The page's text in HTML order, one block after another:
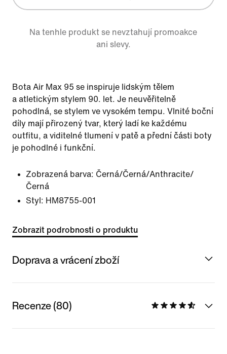
Na tenhle produkt se nevztahují promoakce
ani slevy.
Bota Air Max 95 se inspiruje lidským tělem
a atletickým stylem 90. let. Je neuvěřitelně
pohodlná, se stylem ve vysokém tempu. Vlnité boční
díly mají přirozený tvar, který ladí ke každému
outfitu, a viditelné tlumení v patě a přední části boty
je pohodlné i funkční.
Zobrazená barva: Černá/Černá/Anthracite/
Černá
Styl: HM8755-001
Zobrazit podrobnosti o produktu
Doprava a vrácení zboží
Recenze (80)